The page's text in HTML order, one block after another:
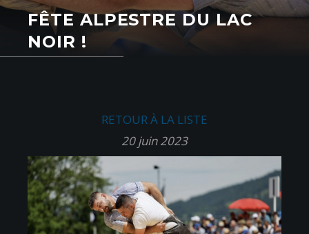
FÊTE ALPESTRE DU LAC
NOIR !
RETOUR À LA LISTE
20 juin 2023